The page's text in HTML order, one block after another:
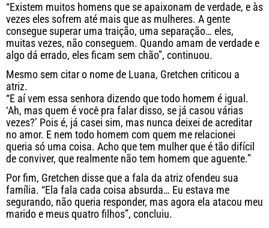
“Existem muitos homens que se apaixonam de verdade, e às
vezes eles sofrem até mais que as mulheres. A gente
consegue superar uma traição, uma separação… eles,
muitas vezes, não conseguem. Quando amam de verdade e
algo dá errado, eles ficam sem chão”, continuou.
Mesmo sem citar o nome de Luana, Gretchen criticou a
atriz.
“E aí vem essa senhora dizendo que todo homem é igual.
‘Ah, mas quem é você pra falar disso, se já casou várias
vezes?’ Pois é, já casei sim, mas nunca deixei de acreditar
no amor. E nem todo homem com quem me relacionei
queria só uma coisa. Acho que tem mulher que é tão difícil
de conviver, que realmente não tem homem que aguente.”
Por fim, Gretchen disse que a fala da atriz ofendeu sua
família. “Ela fala cada coisa absurda… Eu estava me
segurando, não queria responder, mas agora ela atacou meu
marido e meus quatro filhos”, concluiu.